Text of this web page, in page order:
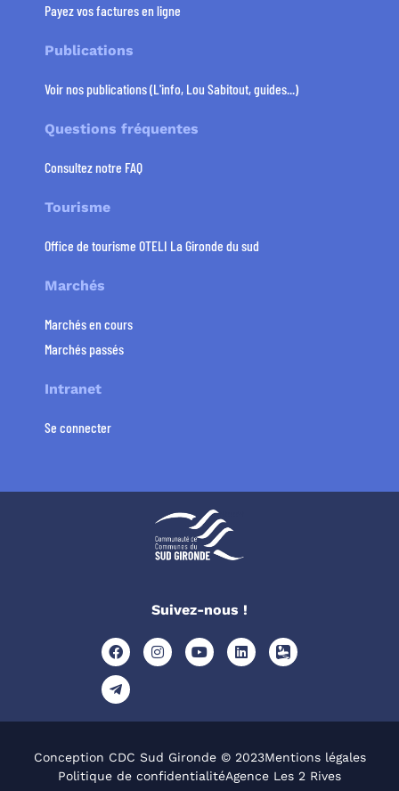
Payez vos factures en ligne
Publications
Voir nos publications (L'info, Lou Sabitout, guides...)
Questions fréquentes
Consultez notre FAQ
Tourisme
Office de tourisme OTELI La Gironde du sud
Marchés
Marchés en cours
Marchés passés
Intranet
Se connecter
Suivez-nous !
Conception CDC Sud Gironde © 2023Mentions légales
Politique de confidentialitéAgence Les 2 Rives